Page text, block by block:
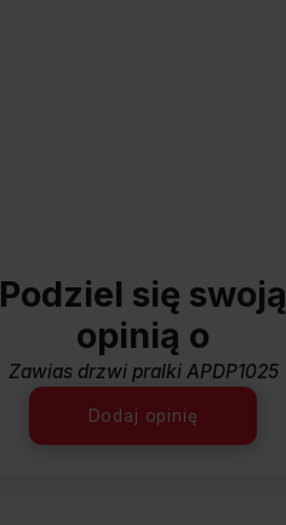
Podziel się swoją
opinią o
Zawias drzwi pralki APDP1025
Dodaj opinię